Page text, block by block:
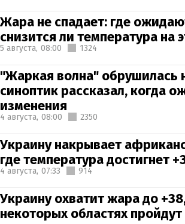
Жара не спадает: где
снизится ли температура на
5 августа, 08:00 1324
"Жаркая волна" обрушилась
синоптик рассказал, когда
изменения
4 августа, 08:00 2350
Украину накрывает
где температура достигнет
4 августа, 07:33 914
Украину охватит жара до
некоторых областях